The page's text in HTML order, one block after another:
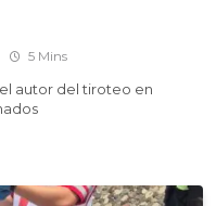
5 Mins
autor del tiroteo en